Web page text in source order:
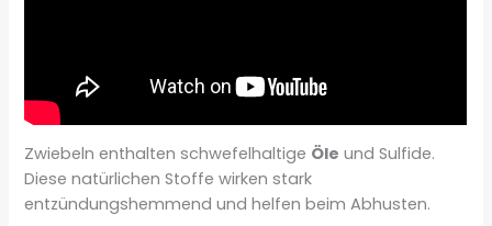
Zwiebeln enthalten schwefelhaltige Öle und Sulfide.
Diese natürlichen Stoffe wirken stark
entzündungshemmend und helfen beim Abhusten.